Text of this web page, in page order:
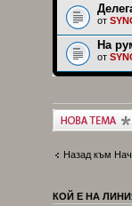
от
На
от
Публикувай нова
тема
Назад към
КОЙ Е НА